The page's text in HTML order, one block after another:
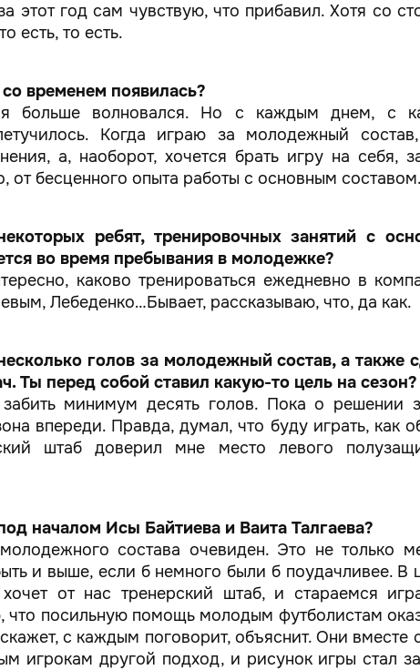
этот год сам чувствую, что прибавил. Хотя со
есть, то есть.
временем появилась?
больше волновался. Но с каждым днем, с
Когда играю за молодежный
а, наоборот, хочется брать игру на себя,
от бесценного опыта работы с основным составом.
ребят, тренировочных занятий с
во время пребывания в молодежке?
каково тренироваться ежедневно в
Лебеденко…Бывает, рассказываю, что, да как.
голов за молодежный состав, а также
Ты перед собой ставил какую-то цель на сезон?
минимум десять голов. Пока о решении
впереди. Правда, думал, что буду играть, как
штаб доверил мне место левого
началом Исы Байтиева и Ваита Талгаева?
состава очевиден. Это не только
и выше, если б немного были б поудачливее. В
от нас тренерский штаб, и стараемся
что посильную помощь молодым футболистам
с каждым поговорит, объяснит. Они вместе
игрокам другой подход, и рисунок игры стал